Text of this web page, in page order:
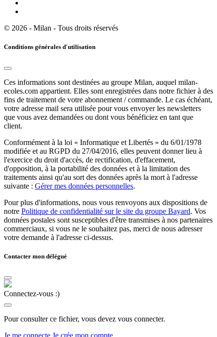
© 2026 - Milan - Tous droits réservés
Conditions générales d'utilisation
Ces informations sont destinées au groupe Milan, auquel milan-
ecoles.com appartient. Elles sont enregistrées dans notre fichier à des
fins de traitement de votre abonnement / commande. Le cas échéant,
votre adresse mail sera utilisée pour vous envoyer les newsletters
que vous avez demandées ou dont vous bénéficiez en tant que
client.
Conformément à la loi « Informatique et Libertés » du 6/01/1978
modifiée et au RGPD du 27/04/2016, elles peuvent donner lieu à
l'exercice du droit d'accès, de rectification, d'effacement,
d'opposition, à la portabilité des données et à la limitation des
traitements ainsi qu'au sort des données après la mort à l'adresse
suivante : Gérer mes données personnelles.
Pour plus d'informations, nous vous renvoyons aux dispositions de
notre Politique de confidentialité sur le site du groupe Bayard. Vos
données postales sont susceptibles d'être transmises à nos partenaires
commerciaux, si vous ne le souhaitez pas, merci de nous adresser
votre demande à l'adresse ci-dessus.
Contacter mon délégué
Connectez-vous :)
Pour consulter ce fichier, vous devez vous connecter.